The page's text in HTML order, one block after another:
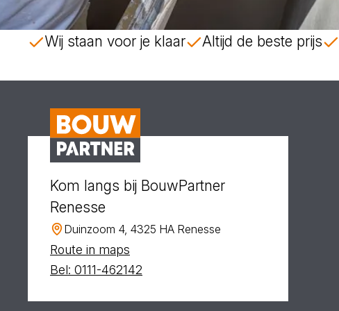
Wij staan voor je klaar Altijd de beste prijs
Kom langs bij BouwPartner
Renesse
Duinzoom 4, 4325 HA Renesse
Route in maps
Bel: 0111-462142